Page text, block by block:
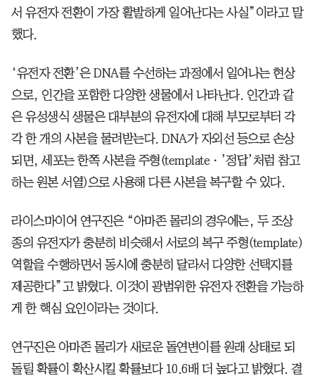
서 유전자 전환이 가장 활발하게 일어난다는 사실”이라고 말
했다.
‘유전자 전환’은 DNA를 수선하는 과정에서 일어나는 현상
으로, 인간을 포함한 다양한 생물에서 나타난다. 인간과 같
은 유성생식 생물은 대부분의 유전자에 대해 부모로부터 각
각 한 개의 사본을 물려받는다. DNA가 자외선 등으로 손상
되면, 세포는 한쪽 사본을 주형(templateㆍ’정답’처럼 참고
하는 원본 서열)으로 사용해 다른 사본을 복구할 수 있다.
라이스마이어 연구진은 “아마존 몰리의 경우에는, 두 조상
종의 유전자가 충분히 비슷해서 서로의 복구 주형(template)
역할을 수행하면서 동시에 충분히 달라서 다양한 선택지를
제공한다”고 밝혔다. 이것이 광범위한 유전자 전환을 가능하
게 한 핵심 요인이라는 것이다.
연구진은 아마존 몰리가 새로운 돌연변이를 원래 상태로 되
돌릴 확률이 확산시킬 확률보다 10.6배 더 높다고 밝혔다. 결